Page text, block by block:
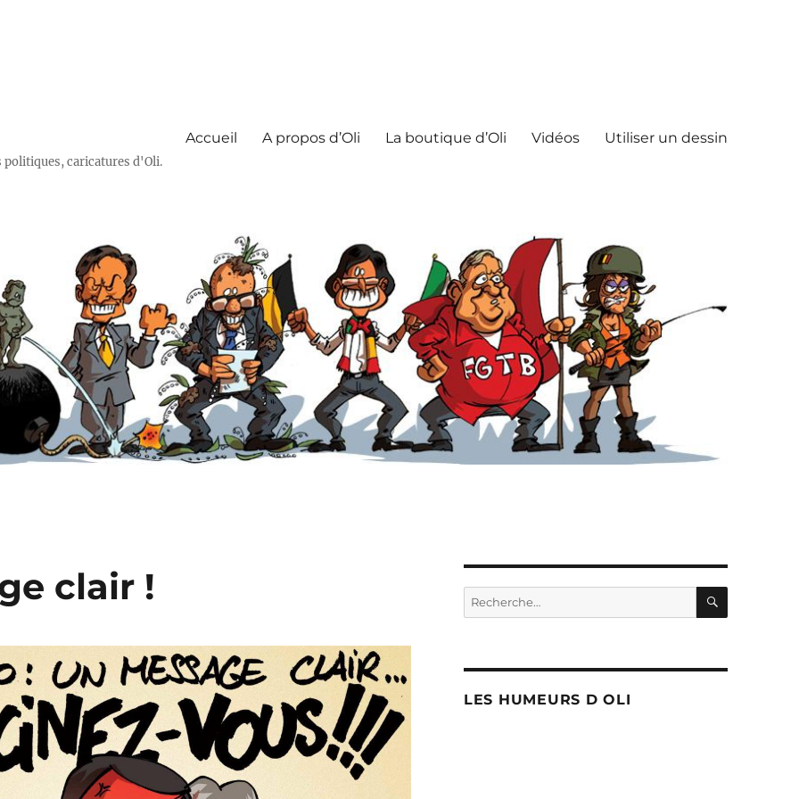
caricatures d'Oli.
Accueil A propos d’Oli La boutique d’Oli Vidéos Utiliser un dessin
clair !
Recherche
pour :
LES HUMEURS D OLI